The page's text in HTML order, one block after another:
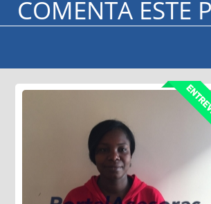
COMENTA ESTE